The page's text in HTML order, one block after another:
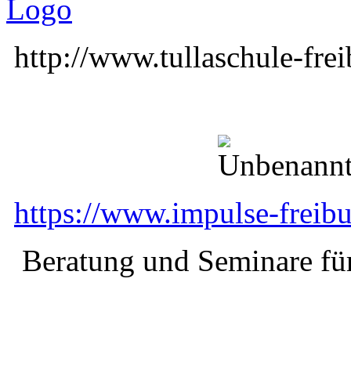
http://www.tullaschule-
https://www.impulse-
Beratung und Seminare